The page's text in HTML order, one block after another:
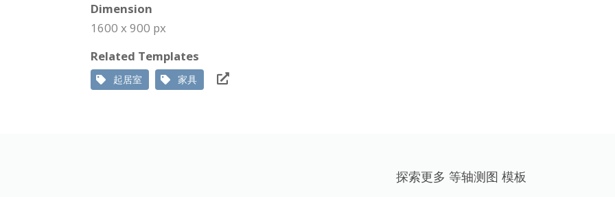
Dimension
1600 x 900 px
Related Templates
起居室 家具
探索更多 等轴测图 模板